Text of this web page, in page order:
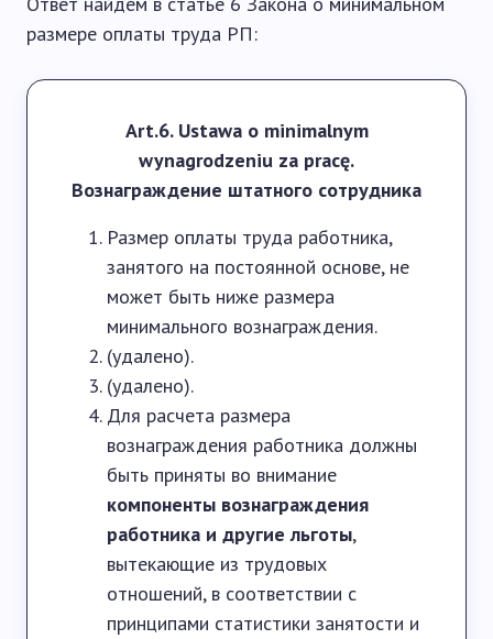
размере оплаты труда РП:
Art.6. Ustawa o minimalnym
wynagrodzeniu za pracę.
Вознаграждение штатного сотрудника
Размер оплаты труда работника,
занятого на постоянной основе, не
может быть ниже размера
минимального вознаграждения.
(удалено).
(удалено).
Для расчета размера
вознаграждения работника должны
быть приняты во внимание
компоненты вознаграждения
работника и другие льготы,
вытекающие из трудовых
отношений, в соответствии с
принципами статистики занятости и